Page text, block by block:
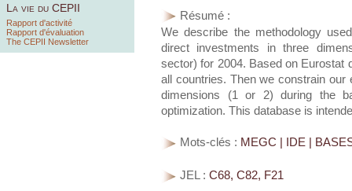
La vie du CEPII
Rapport d'activité
Rapport d'évaluation
The CEPII Newsletter
Résumé :
We describe the methodology
direct investments in three
sector) for 2004. Based on Eurostat
all countries. Then we constrain
dimensions (1 or 2) during the
optimization. This database is
Mots-clés : MEGC | IDE |
JEL : C68, C82, F21